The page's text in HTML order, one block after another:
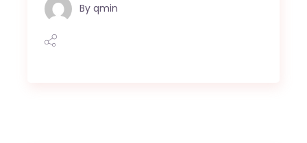
By qmin